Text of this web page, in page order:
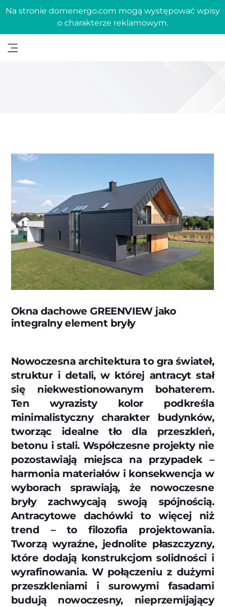
Na stronie domenergo.com mogą występować wpisy
o charakterze reklamowym.
Okna dachowe GREENVIEW jako
integralny element bryły
Nowoczesna architektura to gra świateł,
struktur i detali, w której antracyt stał
się niekwestionowanym bohaterem.
Ten wyrazisty kolor podkreśla
minimalistyczny charakter budynków,
tworząc idealne tło dla przeszkleń,
betonu i stali. Współczesne projekty nie
pozostawiają miejsca na przypadek –
harmonia materiałów i konsekwencja w
wyborach sprawiają, że nowoczesne
bryły zachwycają swoją spójnością.
Antracytowe dachówki to więcej niż
trend – to filozofia projektowania.
Tworzą wyraźne, jednolite płaszczyzny,
które dodają konstrukcjom solidności i
wyrafinowania. W połączeniu z dużymi
przeszkleniami i surowymi fasadami
budują nowoczesny, nieprzemijający